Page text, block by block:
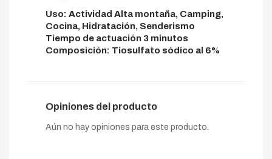
Uso: Actividad Alta montaña, Camping,
Cocina, Hidratación, Senderismo
Tiempo de actuación 3 minutos
Composición: Tiosulfato sódico al 6%
Opiniones del producto
Aún no hay opiniones para este producto.